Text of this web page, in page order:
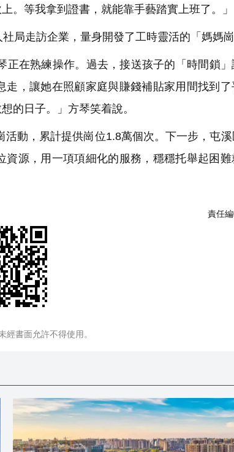
。等我拿到證書，就能靠手藝踏實上班了。」
局走訪企業，量身開發了工時靈活的「媽媽崗
在熟練操作。過去，接送孩子的「時間鎖」
，讓她在照顧家庭與賺錢補貼家用間找到了
的日子。」方琴笑着說。
動，累計提供崗位1.8萬個次。下一步，屯
源，用一項項細化的服務，穩穩托舉起困難
責任編
經書面允許不得使用。